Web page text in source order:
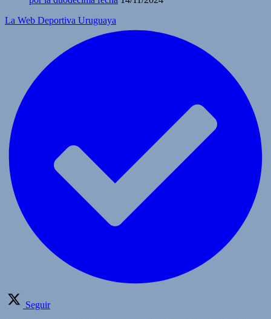
La Web Deportiva Uruguaya
Seguir